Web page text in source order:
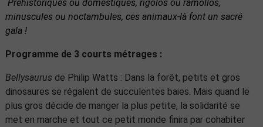
Préhistoriques ou domestiques, rigolos ou ramollos,
minuscules ou noctambules, ces animaux-là font un sacré
gala !
Programme de 3 courts métrages :
Bellysaurus de Philip Watts : Dans la forêt, petits et gros
dinosaures se régalent de succulentes baies. Mais quand le
plus gros décide de manger la plus petite, la solidarité se
met en marche et tout ce petit monde finira par cohabiter